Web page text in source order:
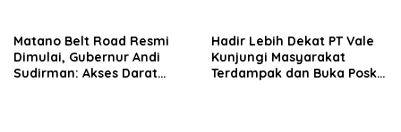
Matano Belt Road Resmi
Dimulai, Gubernur Andi
Sudirman: Akses Darat
Hadir Lebih Dekat PT Vale
Kunjungi Masyarakat
Terdampak dan Buka Posko